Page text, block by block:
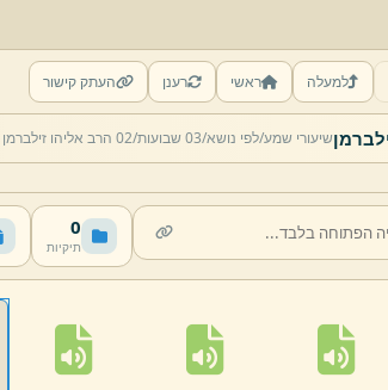
למעלה ראשי רענן העתק קישור
שיעורי שמע/לפי נושא/03 שבועות/ 02 הרב אליהו זילברמן
0
תיקיות